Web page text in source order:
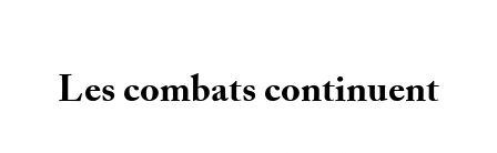
Les combats continuent